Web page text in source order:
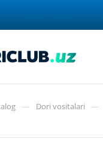
— Dori vositalari —